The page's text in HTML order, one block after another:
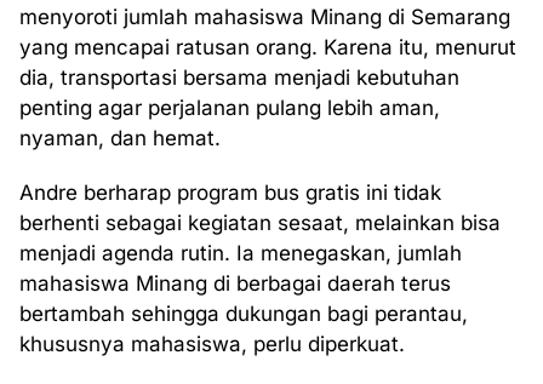
menyoroti jumlah mahasiswa Minang di Semarang
yang mencapai ratusan orang. Karena itu, menurut
dia, transportasi bersama menjadi kebutuhan
penting agar perjalanan pulang lebih aman,
nyaman, dan hemat.
Andre berharap program bus gratis ini tidak
berhenti sebagai kegiatan sesaat, melainkan bisa
menjadi agenda rutin. Ia menegaskan, jumlah
mahasiswa Minang di berbagai daerah terus
bertambah sehingga dukungan bagi perantau,
khususnya mahasiswa, perlu diperkuat.